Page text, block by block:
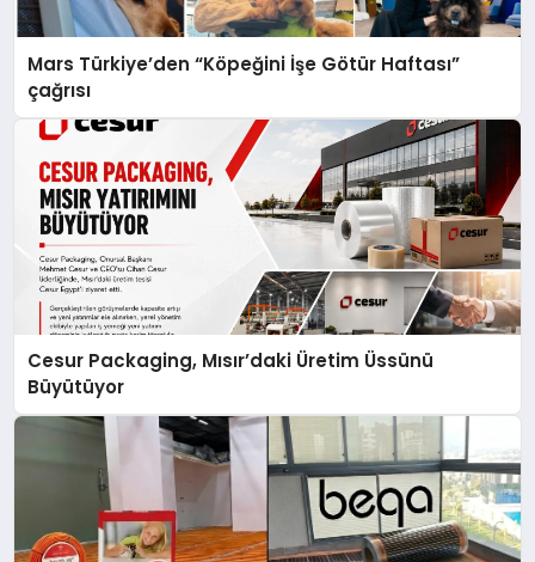
Mars Türkiye’den “Köpeğini İşe Götür Haftası”
çağrısı
Cesur Packaging, Mısır’daki Üretim Üssünü
Büyütüyor